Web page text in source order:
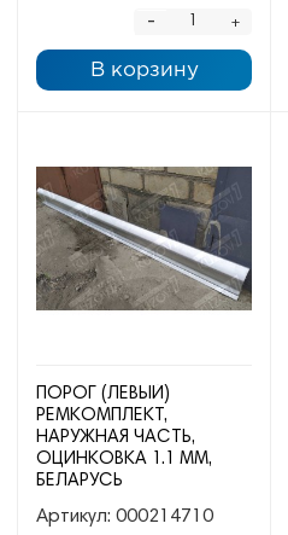
+
-
В корзину
ПОРОГ (ЛЕВЫЙ)
РЕМКОМПЛЕКТ,
НАРУЖНАЯ ЧАСТЬ,
ОЦИНКОВКА 1.1 ММ,
БЕЛАРУСЬ
Артикул: 000214710